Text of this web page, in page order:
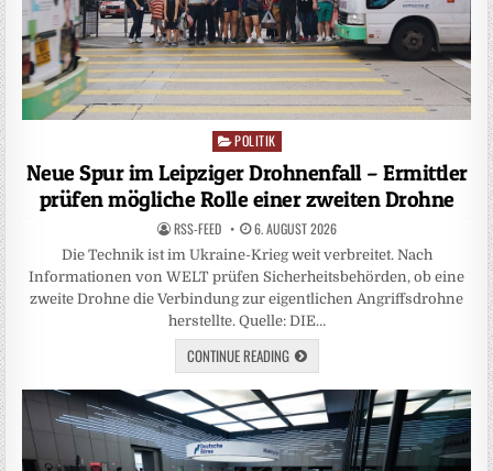
Posted
in
POLITIK
Neue Spur im Leipziger Drohnenfall – Ermittler
prüfen mögliche Rolle einer zweiten Drohne
RSS-FEED 6. AUGUST 2026
Die Technik ist im Ukraine-Krieg weit verbreitet. Nach
Informationen von WELT prüfen Sicherheitsbehörden, ob eine
zweite Drohne die Verbindung zur eigentlichen Angriffsdrohne
herstellte. Quelle: DIE…
CONTINUE READING